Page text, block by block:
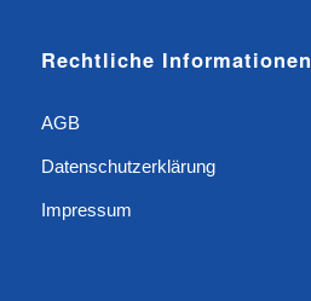
Rechtliche Informationen
AGB
Datenschutzerklärung
Impressum